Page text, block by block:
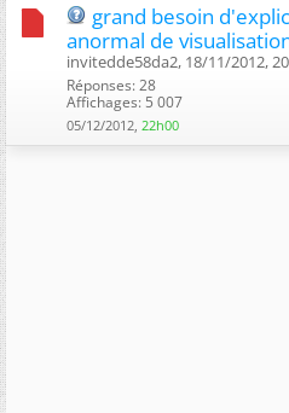
grand besoin
anormal de
invitedde58da2, 18/11/2012,
Réponses: 28
Affichages: 5 007
05/12/2012, 22h00